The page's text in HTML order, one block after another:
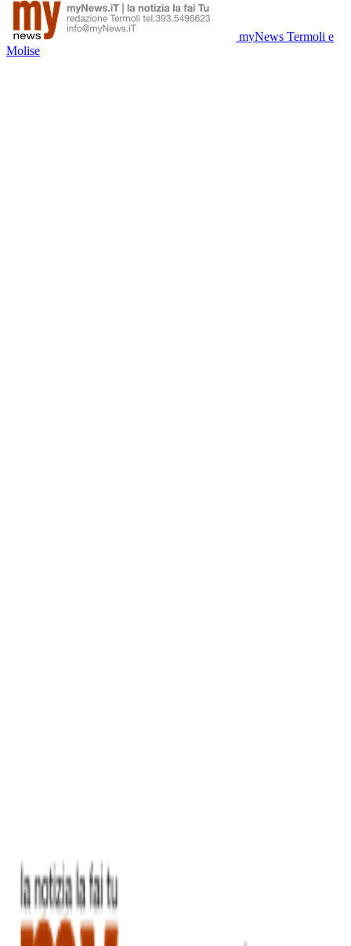
myNews Termoli e
Molise